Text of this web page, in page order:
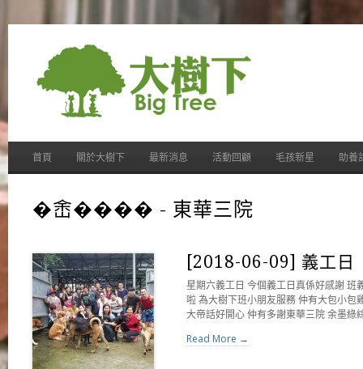
首頁 關於大樹下 最新消息 活動回顧 毛孩新星 助養
�峹���� - 東華三院
[2018-06-09] 義工日
星期六義工日 今個義工日真係好感謝 班
啦 為大樹下班小朋友服務 仲有大包小包
大帝話好開心 仲有多謝東華三院 余墨
Read More →